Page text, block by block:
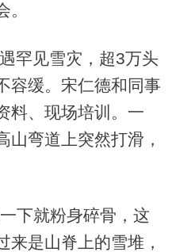
见雪灾，超3万头
容缓。宋仁德和同事
料、现场培训。一
山弯道上突然打滑，
下就粉身碎骨，这
来是山脊上的雪堆，